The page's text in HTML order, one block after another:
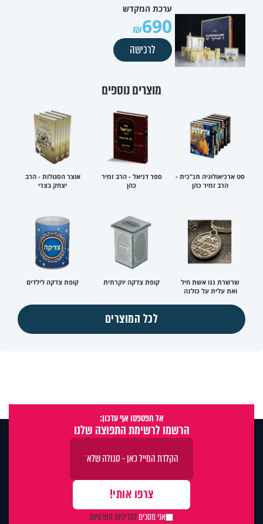
ערכת המקדש
690
לרכישה
מוצרים נוספים
סט ארכיאולוגיה תנ"כית -
הרב זמיר כהן
ספר דניאל - הרב זמיר
כהן
אוצר הסגולות - הרב
יצחק בצרי
שרשרת ננו אשת חיל
ואת עלית על כולנה
קופת צדקה יוקרתית קופת צדקה לילדים
לכל המוצרים
אל תפספסו אף עדכון:
הרשמו לרשימת התפוצה שלנו
אני מסכיםלמדיניות הפרטיות